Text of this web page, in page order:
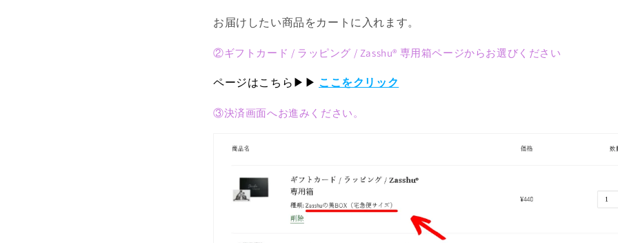
お届けしたい商品をカートに入れます。
②ギフトカード / ラッピング / Zasshu® 専用箱ページからお選びください
ページはこちら▶▶ ここをクリック
③決済画面へお進みください。